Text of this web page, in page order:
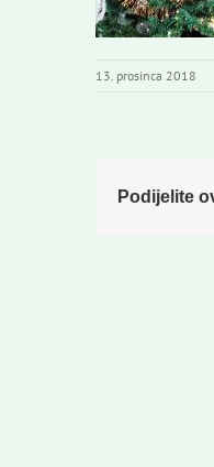
13. prosinca 2018
Podijelite